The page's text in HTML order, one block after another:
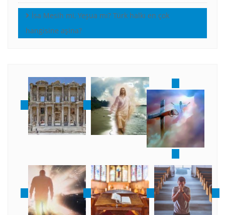
İsa Mesih mi, Yeşua mı? Türk halkı en çok
hangisine aşina?